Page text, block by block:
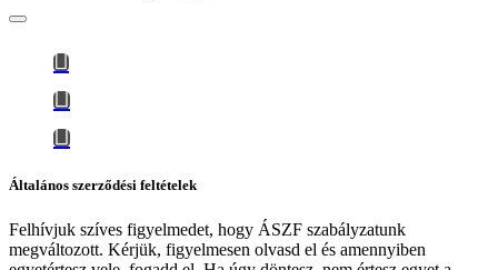
Általános szerződési feltételek
Felhívjuk szíves figyelmedet, hogy ÁSZF szabályzatunk
megváltozott. Kérjük, figyelmesen olvasd el és amennyiben